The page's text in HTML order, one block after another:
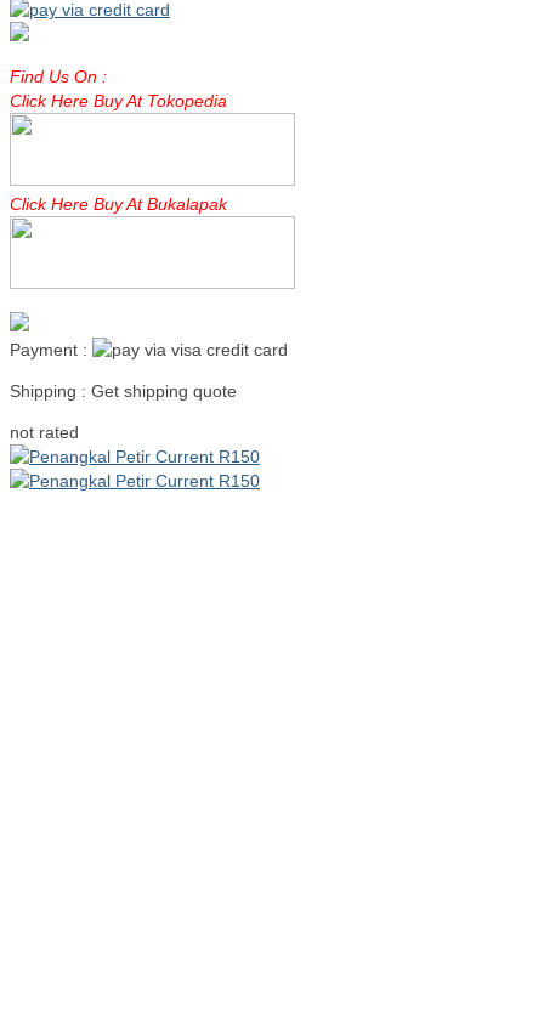
Find Us On :
Click Here Buy At Tokopedia
Click Here Buy At Bukalapak
Payment :
Shipping : Get shipping quote
not rated